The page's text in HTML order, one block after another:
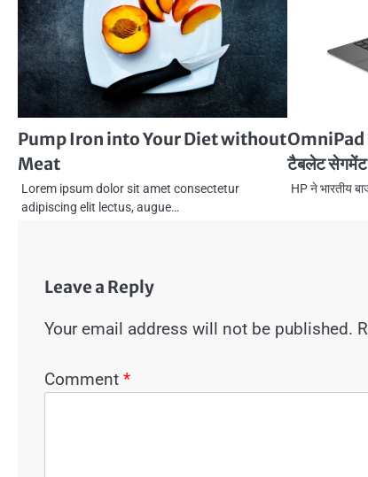
Pump Iron into Your Diet without
Meat
Lorem ipsum dolor sit amet consectetur
adipiscing elit lectus, augue…
OmniPad
टैबलेट सेगमेंट
HP ने भारतीय
Leave a Reply
Your email address will not be published.
Comment *